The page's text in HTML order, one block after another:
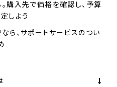
購入先で価格を確認し、予算
しよう
ら、サポートサービスのつい